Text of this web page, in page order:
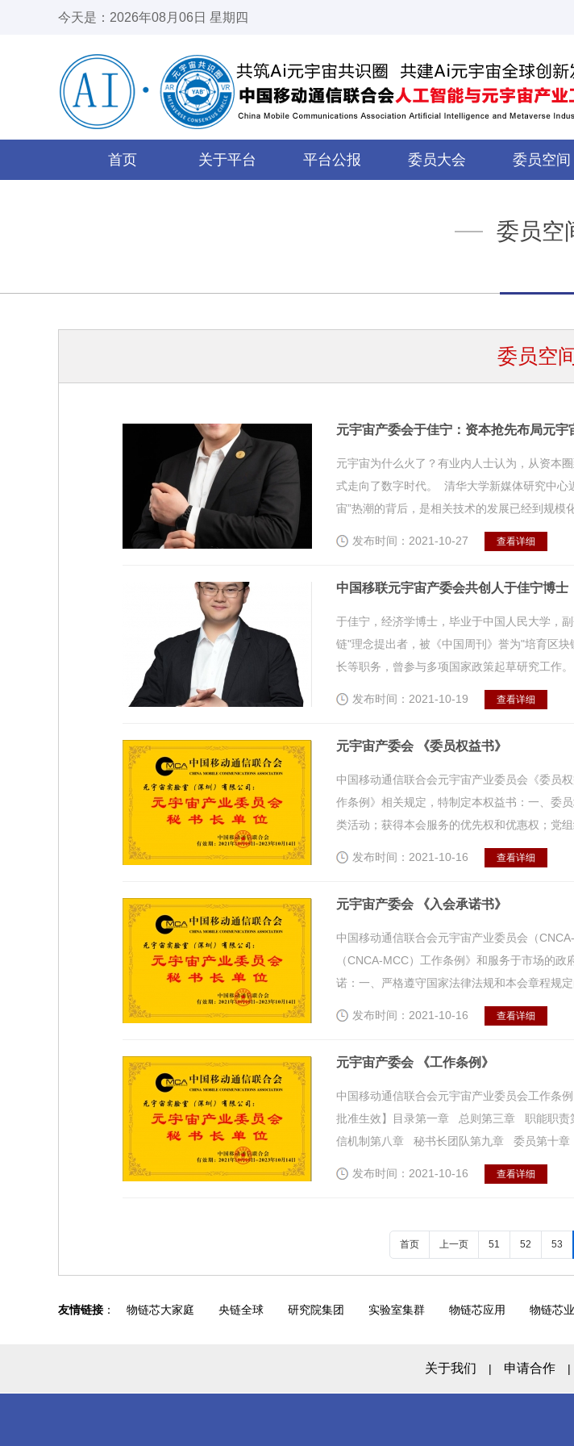
今天是：2026年08月06日 星期四
首页 关于平台 平台公报 委员大会 委员空间
委员空
委员空
元宇宙产委会于佳宁：资本抢先布局元宇
元宇宙为什么火了？有业内人士认为，从资本
式走向了数字时代。 清华大学新媒体研究中心
宙”热潮的背后，是相关技术的发展已经到规模
发布时间：2021-10-27 查看详细
中国移联元宇宙产委会共创人于佳宁博士
于佳宁，经济学博士，毕业于中国人民大学，
链"理念提出者，被《中国周刊》誉为"培育区
长等职务，曾参与多项国家政策起草研究工作。
发布时间：2021-10-19 查看详细
元宇宙产委会 《委员权益书》
中国移动通信联合会元宇宙产业委员会《委员
作条例》相关规定，特制定本权益书：一、委
类活动；获得本会服务的优先权和优惠权；党
发布时间：2021-10-16 查看详细
元宇宙产委会 《入会承诺书》
中国移动通信联合会元宇宙产业委员会（
（CNCA-MCC）工作条例》和服务于市场的
诺：一、严格遵守国家法律法规和本会章程规
发布时间：2021-10-16 查看详细
元宇宙产委会 《工作条例》
中国移动通信联合会元宇宙产业委员会工作条
批准生效】目录第一章 总则第三章 职能职
信机制第八章 秘书长团队第九章 委员第十章
发布时间：2021-10-16 查看详细
首页 上一页 51 52 53
友情链接 ： 物链芯大家庭 央链全球 研究院集团 实验室集群 物链芯应用 物链芯
关于我们 | 申请合作 |